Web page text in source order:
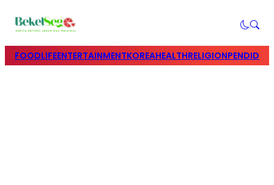
FOODLIFEENTERTAINMENTKOREAHEALTHRELIGION